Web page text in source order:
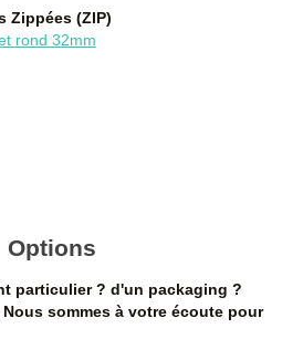
0,648 €
le prix HT.
Zippées (ZIP)
rond 32mm
Options
particulier ? d'un packaging ?
sommes à votre écoute pour